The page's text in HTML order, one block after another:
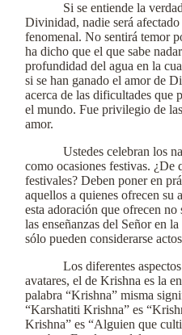
Si se entiende la
Divinidad, nadie será
fenomenal. No sentirá temor
ha dicho que el que sabe
profundidad del agua en la
si se han ganado el amor de
acerca de las dificultades que
el mundo. Fue privilegio de
amor.
Ustedes celebran los
como ocasiones festivas. ¿De
festivales? Deben poner en
aquellos a quienes ofrecen su
esta adoración que ofrecen
las enseñanzas del Señor en
sólo pueden considerarse
Los diferentes
avatares, el de Krishna es la
palabra “Krishna” misma
“Karshatiti Krishna” es
Krishna” es “Alguien que